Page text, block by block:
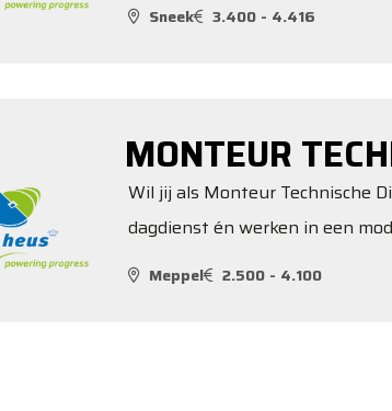
Sneek 3.400 - 4.416
MONTEUR
Wil jij als Monteur Technische
dagdienst én werken in een
Meppel 2.500 - 4.100